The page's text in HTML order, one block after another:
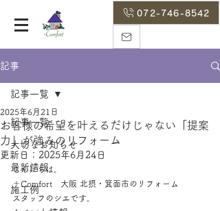
072-746-8542
記事
記事一覧
大切なお知らせ
最新情報
施工例
記事一覧
お客様の希望を叶えるだけじゃない「提案
力」が強みのリフォーム
2025年6月21日
更新日： 2025年6月24日
こんにちは。
＋Comfort　大阪 北摂・箕面市のリフォーム
スタッフのシエです。